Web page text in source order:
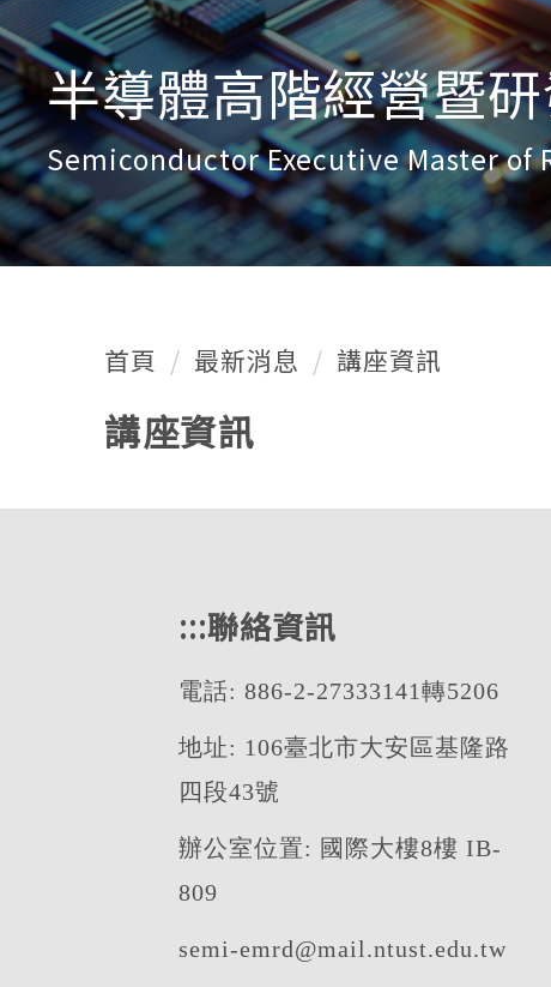
半導體高階經營暨
Semiconductor Executive Master of
首頁 最新消息 講座資訊
講座資訊
:::聯絡資訊
電話: 886-2-27333141轉5206
地址: 106臺北市大安區基隆路
四段43號
辦公室位置: 國際大樓8樓 IB-
809
semi-emrd@mail.ntust.edu.tw